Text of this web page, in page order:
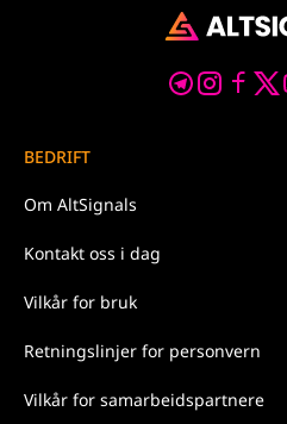
BEDRIFT
Om AltSignals
Kontakt oss i dag
Vilkår for bruk
Retningslinjer for personvern
Vilkår for samarbeidspartnere